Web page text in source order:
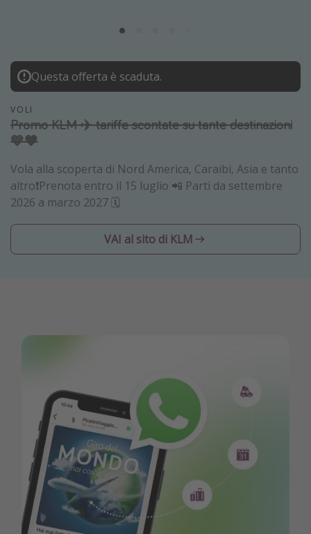
Egitto
Tunisia
Malta
Canarie
Capo Verde
Tipo di vacanza
Vacanze all inclusive
Altri argomenti
Travel magazine
Calendario di viaggio
Festività del 2026
Città più visitate
Questa offerta è scaduta.
VOLI
Promo KLM ✈️ tariffe scontate su tante destinazioni
💙🧡
Vola alla scoperta di Nord America, Caraibi, Asia e tanto
altro❗️Prenota entro il 15 luglio 📲 Parti da settembre
2026 a marzo 2027 🗓️
VAI al sito di KLM